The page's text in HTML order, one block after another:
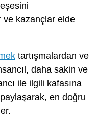
ve kazançlar elde
tartışmalardan ve
daha sakin ve
ile ilgili kafasına
en doğru